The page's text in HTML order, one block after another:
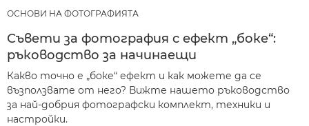
ОСНОВИ НА ФОТОГРАФИЯТА
Съвети за фотография с ефект „боке“:
ръководство за начинаещи
Какво точно е „боке“ ефект и как можете да се
възползвате от него? Вижте нашето ръководство
за най-добрия фотографски комплект, техники и
настройки.